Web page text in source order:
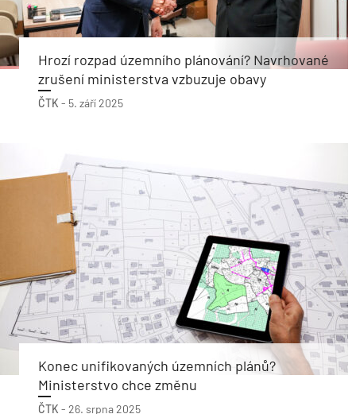
Hrozí rozpad územního plánování? Navrhované
zrušení ministerstva vzbuzuje obavy
ČTK - 5. září 2025
Konec unifikovaných územních plánů?
Ministerstvo chce změnu
ČTK - 26. srpna 2025